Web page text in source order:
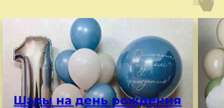
Шары на день рождения